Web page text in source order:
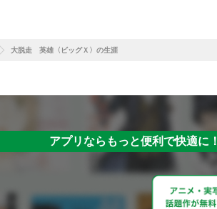
大脱走 英雄〈ビッグＸ〉の生涯
アプリならもっと便利で快適に！